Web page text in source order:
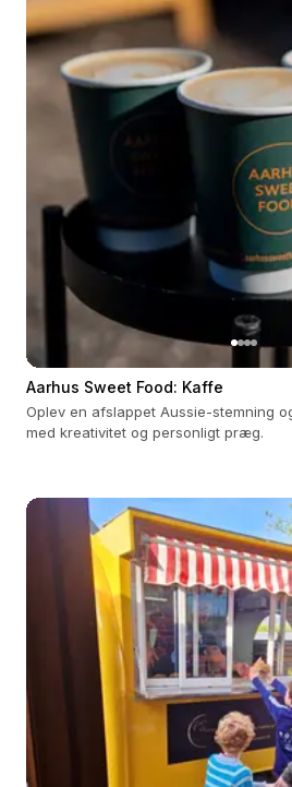
Aarhus Sweet Food: Kaffe
Oplev en afslappet Aussie-stemning
med kreativitet og personligt præg.